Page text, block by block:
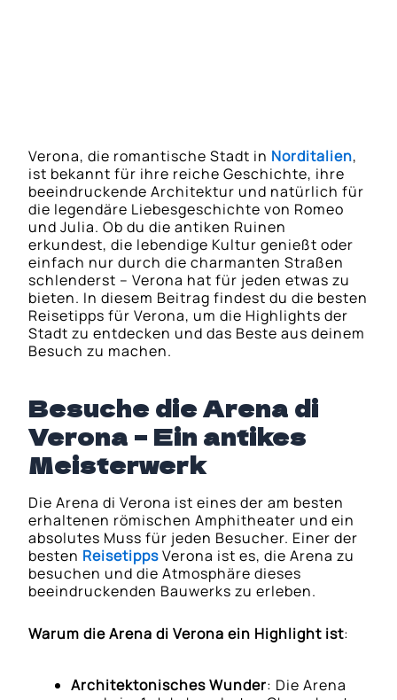
Verona, die romantische Stadt in Norditalien,
ist bekannt für ihre reiche Geschichte, ihre
beeindruckende Architektur und natürlich für
die legendäre Liebesgeschichte von Romeo
und Julia. Ob du die antiken Ruinen
erkundest, die lebendige Kultur genießt oder
einfach nur durch die charmanten Straßen
schlenderst – Verona hat für jeden etwas zu
bieten. In diesem Beitrag findest du die besten
Reisetipps für Verona, um die Highlights der
Stadt zu entdecken und das Beste aus deinem
Besuch zu machen.
Besuche die Arena di
Verona – Ein antikes
Meisterwerk
Die Arena di Verona ist eines der am besten
erhaltenen römischen Amphitheater und ein
absolutes Muss für jeden Besucher. Einer der
besten ReisetippsVerona ist es, die Arena zu
besuchen und die Atmosphäre dieses
beeindruckenden Bauwerks zu erleben.
Warum die Arena di Verona ein Highlight ist:
Architektonisches Wunder: Die Arena